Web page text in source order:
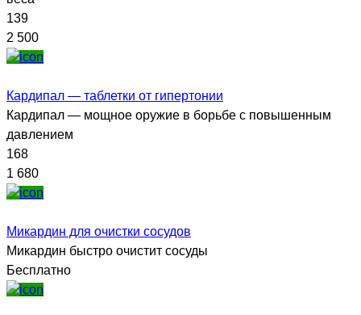
139
2 500
Кардипал — таблетки от гипертонии
Кардипал — мощное оружие в борьбе с повышенным
давлением
168
1 680
Микардин для очистки сосудов
Микардин быстро очистит сосуды
Бесплатно